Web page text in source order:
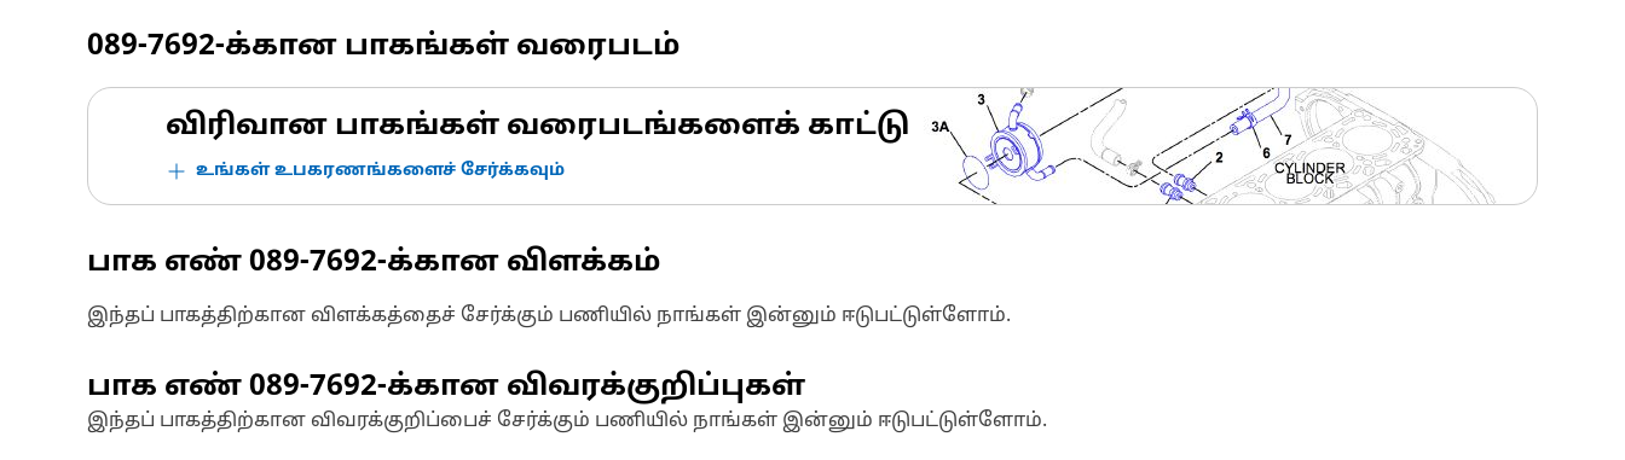
089-7692-க்கான பாகங்கள் வரைபடம்
விரிவான பாகங்கள் வரைபடங்களைக் காட்டு
உங்கள் உபகரணங்களைச் சேர்க்கவும்
பாக எண் 089-7692-க்கான விளக்கம்
இந்தப் பாகத்திற்கான விளக்கத்தைச் சேர்க்கும் பணியில் நாங்கள் இன்னும் ஈடுபட்டுள்ளோம்.
பாக எண் 089-7692-க்கான விவரக்குறிப்புகள்
இந்தப் பாகத்திற்கான விவரக்குறிப்பைச் சேர்க்கும் பணியில் நாங்கள் இன்னும் ஈடுபட்டுள்ளோம்.